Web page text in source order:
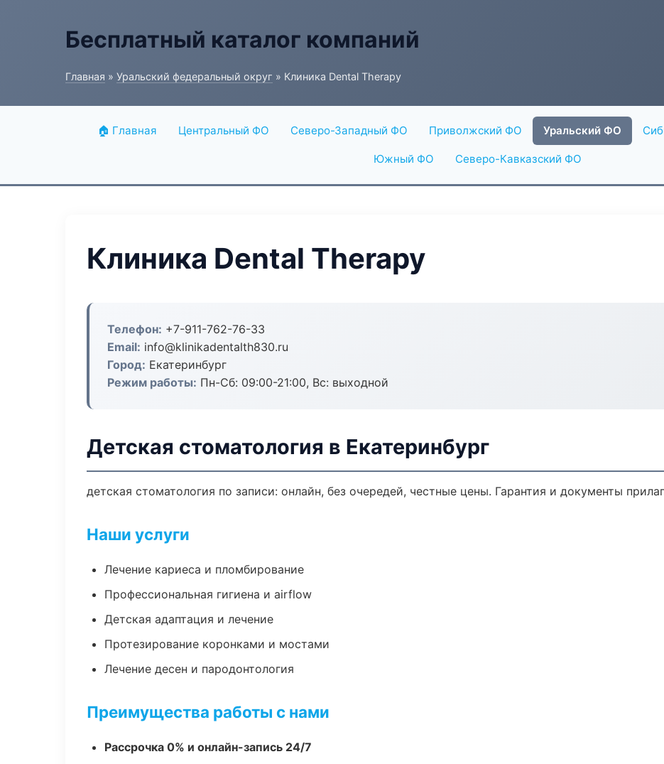
Бесплатный каталог компаний
Главная » Уральский федеральный округ » Клиника Dental Therapy
🏠 Главная Центральный ФО Северо-Западный ФО Приволжский ФО Уральский ФО
Южный ФО Северо-Кавказский ФО
Клиника Dental Therapy
Телефон: +7-911-762-76-33
Email: info@klinikadentalth830.ru
Город: Екатеринбург
Режим работы: Пн-Сб: 09:00-21:00, Вс: выходной
Детская стоматология в Екатеринбург
детская стоматология по записи: онлайн, без очередей, честные цены. Гарантия и документы
Наши услуги
Лечение кариеса и пломбирование
Профессиональная гигиена и airflow
Детская адаптация и лечение
Протезирование коронками и мостами
Лечение десен и пародонтология
Преимущества работы с нами
Рассрочка 0% и онлайн-запись 24/7